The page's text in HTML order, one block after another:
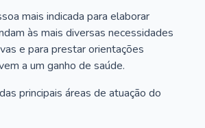
mais indicada para elaborar
às mais diversas necessidades
e para prestar orientações
a um ganho de saúde.
principais áreas de atuação do